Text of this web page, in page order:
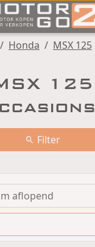
/ Honda / MSX 125
125
Filter